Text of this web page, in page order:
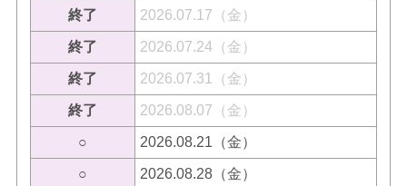
終了 2026.07.17（金）
終了 2026.07.24（金）
終了 2026.07.31（金）
終了 2026.08.07（金）
○ 2026.08.21（金）
○ 2026.08.28（金）